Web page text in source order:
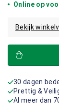
Online op
Bekijk
30 dagen
Prettig &
Al meer dan